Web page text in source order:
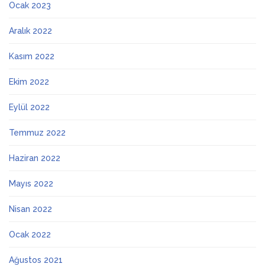
Ocak 2023
Aralık 2022
Kasım 2022
Ekim 2022
Eylül 2022
Temmuz 2022
Haziran 2022
Mayıs 2022
Nisan 2022
Ocak 2022
Ağustos 2021